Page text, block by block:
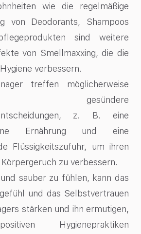
wie die regelmäßige
von Deodorants, Shampoos
sind weitere
von Smellmaxxing, die die
verbessern.
treffen möglicherweise
gesündere
z. B. eine
Ernährung und eine
Flüssigkeitszufuhr, um ihren
zu verbessern.
sauber zu fühlen, kann das
und das Selbstvertrauen
stärken und ihn ermutigen,
Hygienepraktiken